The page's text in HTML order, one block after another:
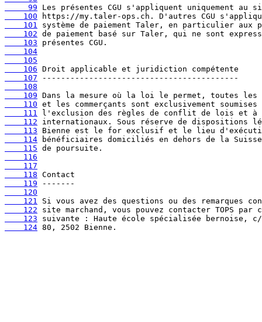
     99
    100
    101
    102
    103
    104
    105
    106
    107
    108
    109
    110
    111
    112
    113
    114
    115
    116
    117
    118
    119
    120
    121
    122
    123
    124